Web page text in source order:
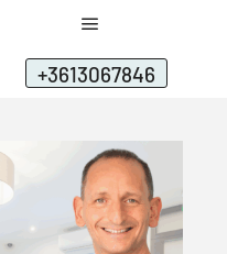
+3613067846